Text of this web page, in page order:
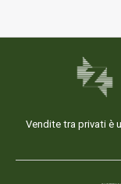
Vendite tra privati è